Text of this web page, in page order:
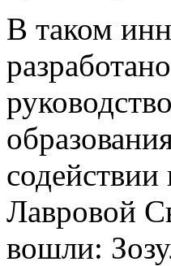
В таком
Лавровой
вошли: